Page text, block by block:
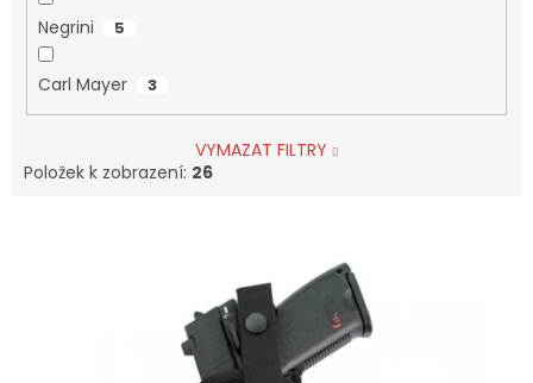
Negrini 5
Carl Mayer 3
VYMAZAT FILTRY
Položek k zobrazení: 26